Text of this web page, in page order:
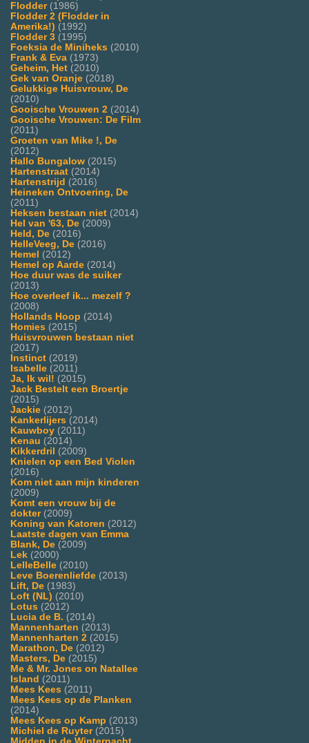
Flodder(1986)
Flodder 2 (Flodder in
Amerika!) (1992)
Flodder 3 (1995)
Foeksia de Miniheks (2010)
Frank & Eva (1973)
Geheim, Het (2010)
Gek van Oranje (2018)
Gelukkige Huisvrouw, De
(2010)
Gooische Vrouwen 2 (2014)
Gooische Vrouwen: De Film
(2011)
Groeten van Mike !, De
(2012)
Hallo Bungalow (2015)
Hartenstraat (2014)
Hartenstrijd (2016)
Heineken Ontvoering, De
(2011)
Heksen bestaan niet (2014)
Hel van '63, De (2009)
Held, De (2016)
HelleVeeg, De (2016)
Hemel (2012)
Hemel op Aarde (2014)
Hoe duur was de suiker
(2013)
Hoe overleef ik... mezelf ?
(2008)
Hollands Hoop (2014)
Homies (2015)
Huisvrouwen bestaan niet
(2017)
Instinct (2019)
Isabelle (2011)
Ja, Ik wil! (2015)
Jack Bestelt een Broertje
(2015)
Jackie (2012)
Kankerlijers (2014)
Kauwboy (2011)
Kenau (2014)
Kikkerdril
(2009)
Knielen op een Bed Violen
(2016)
Kom niet aan mijn kinderen
(2009)
Komt een vrouw bij de
dokter(2009)
Koning van Katoren (2012)
Laatste dagen van Emma
Blank, De (2009)
Lek (2000)
LelleBelle (2010)
Leve Boerenliefde (2013)
Lift, De (1983)
Loft (NL) (2010)
Lotus (2012)
Lucia de B. (2014)
Mannenharten (2013)
Mannenharten 2 (2015)
Marathon, De (2012)
Masters, De (2015)
Me & Mr. Jones on Natallee
Island (2011)
Mees Kees (2011)
Mees Kees op de Planken
(2014)
Mees Kees op Kamp (2013)
Michiel de Ruyter(2015)